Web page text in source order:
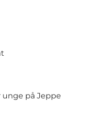
på Jeppe